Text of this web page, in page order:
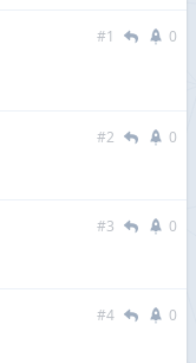
#1 0
#2 0
#3 0
#4 0